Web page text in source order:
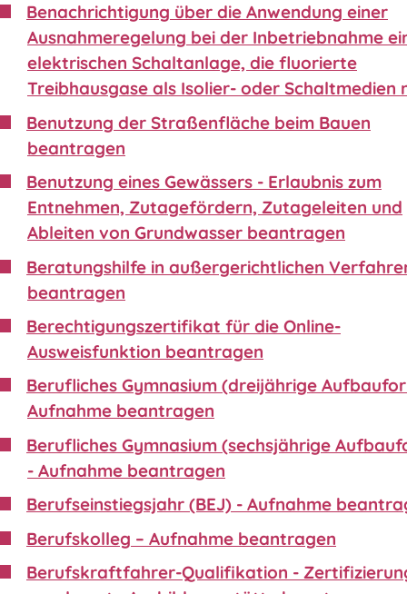
Benachrichtigung über die Anwendung einer
Ausnahmeregelung bei der Inbetriebnahme
elektrischen Schaltanlage, die fluorierte
Treibhausgase als Isolier- oder Schaltmedien
Benutzung der Straßenfläche beim Bauen
beantragen
Benutzung eines Gewässers - Erlaubnis zum
Entnehmen, Zutagefördern, Zutageleiten und
Ableiten von Grundwasser beantragen
Beratungshilfe in außergerichtlichen
beantragen
Berechtigungszertifikat für die Online-
Ausweisfunktion beantragen
Berufliches Gymnasium (dreijährige
Aufnahme beantragen
Berufliches Gymnasium (sechsjährige
- Aufnahme beantragen
Berufseinstiegsjahr (BEJ) - Aufnahme
Berufskolleg – Aufnahme beantragen
Berufskraftfahrer-Qualifikation -